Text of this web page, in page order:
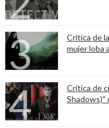
Crítica de
mujer loba
Crítica de
Shadows)"